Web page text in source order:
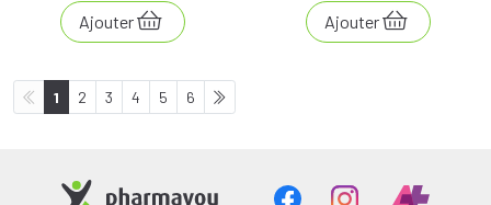
Ajouter Ajouter
1 2 3 4 5 6